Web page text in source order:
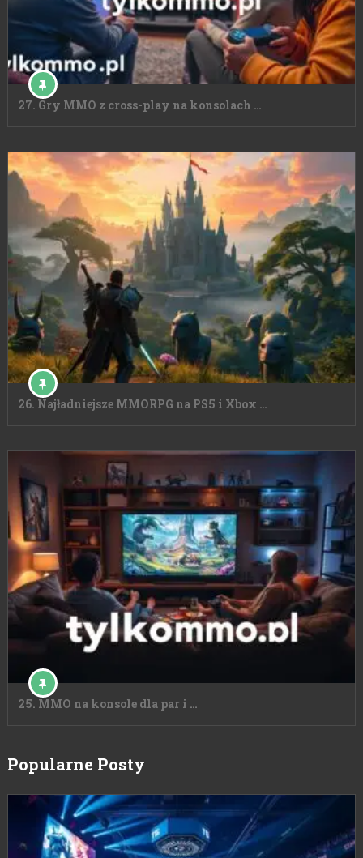
27. Gry MMO z cross-play na konsolach …
26. Najładniejsze MMORPG na PS5 i Xbox …
25. MMO na konsole dla par i …
Popularne Posty